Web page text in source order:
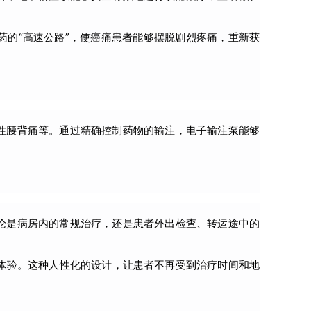
“高速公路”，使癌痛患者能够摆脱剧烈疼痛，重新获
背痛等。通过精确控制药物的输注，电子输注泵能够
病房内的常规治疗，还是患者外出检查、转运途中的
。这种人性化的设计，让患者不再受到治疗时间和地